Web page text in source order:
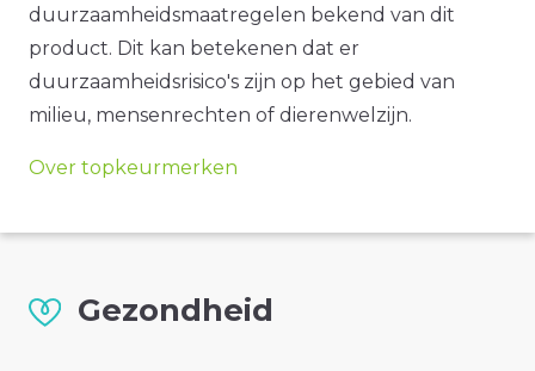
duurzaamheidsmaatregelen bekend van dit
product. Dit kan betekenen dat er
duurzaamheidsrisico's zijn op het gebied van
milieu, mensenrechten of dierenwelzijn.
Over topkeurmerken
Gezondheid